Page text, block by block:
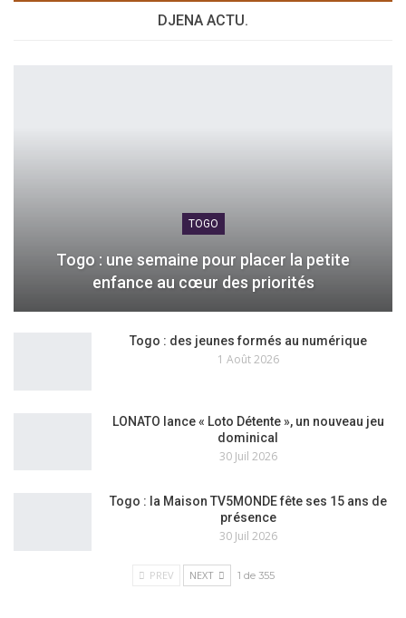
DJENA ACTU.
TOGO
Togo : une semaine pour placer la petite
enfance au cœur des priorités
Togo : des jeunes formés au numérique
1 Août 2026
LONATO lance « Loto Détente », un nouveau jeu
dominical
30 Juil 2026
Togo : la Maison TV5MONDE fête ses 15 ans de
présence
30 Juil 2026
PREV NEXT 1 de 355